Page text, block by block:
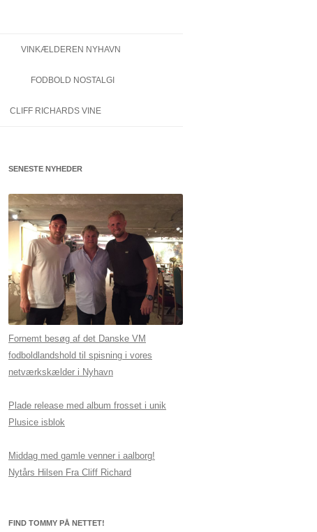
VINKÆLDEREN NYHAVN
FODBOLD NOSTALGI
CLIFF RICHARDS VINE
SENESTE NYHEDER
Fornemt besøg af det Danske VM
fodboldlandshold til spisning i vores
netværkskælder i Nyhavn
Plade release med album frosset i unik
Plusice isblok
Middag med gamle venner i aalborg!
Nytårs Hilsen Fra Cliff Richard
FIND TOMMY PÅ NETTET!